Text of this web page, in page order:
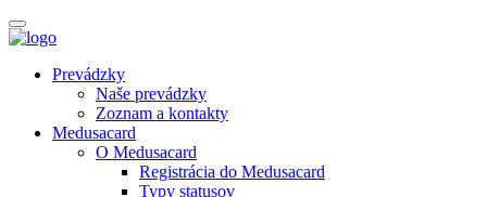
Prevádzky
Naše prevádzky
Zoznam a kontakty
Medusacard
O Medusacard
Registrácia do Medusacard
Typy statusov